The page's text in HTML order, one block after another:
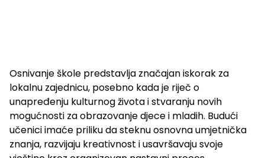
Osnivanje škole predstavlja značajan iskorak za
lokalnu zajednicu, posebno kada je riječ o
unapređenju kulturnog života i stvaranju novih
mogućnosti za obrazovanje djece i mladih. Budući
učenici imaće priliku da steknu osnovna umjetnička
znanja, razvijaju kreativnost i usavršavaju svoje